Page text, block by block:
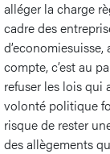
alléger la charge
cadre des
compte, c’est au
refuser les lois qui
volonté politique
risque de rester
des allègements